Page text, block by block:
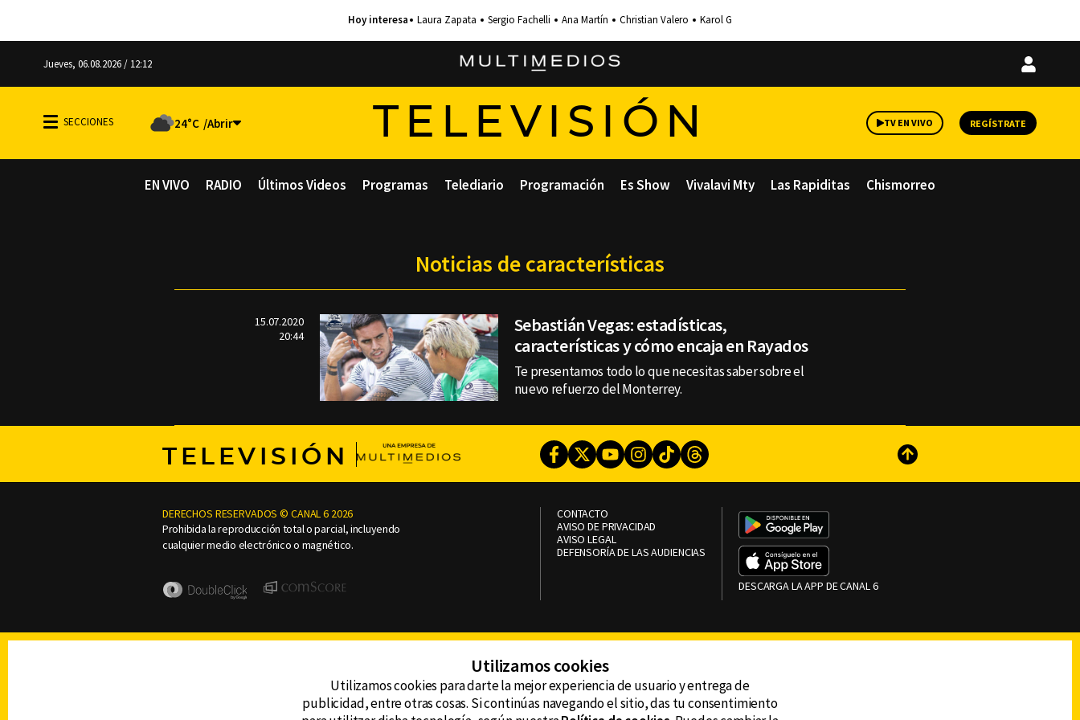
Laura Zapata Sergio Fachelli Ana Martín Christian Valero Karol G
Jueves, 06.08.2026 / 12:12
Iniciar
24°C TELEVISIÓN TV EN VIVO REGÍSTRATE
EN VIVO RADIO Últimos Videos Programas Telediario Programación Es Show Vivalavi Mty Las Rapiditas Chismorreo
Noticias de características
15.07.2020
20:44
Sebastián Vegas: estadísticas,
características y cómo encaja en Rayados
Te presentamos todo lo que necesitas saber sobre el
nuevo refuerzo del Monterrey.
TELEVISIÓN Facebook
TwitterYoutubeInstagram
TikTokThreads Subir
DERECHOS RESERVADOS © CANAL 6 2026
Prohibida la reproducción total o parcial, incluyendo
cualquier medio electrónico o magnético.
CONTACTO
AVISO DE PRIVACIDAD
AVISO LEGAL
DEFENSORÍA DE LAS AUDIENCIAS
DESCARGA LA APP DE CANAL 6
Utilizamos cookies
Utilizamos cookies para darte la mejor experiencia de usuario y entrega de
publicidad, entre otras cosas. Si continúas navegando el sitio, das tu consentimiento